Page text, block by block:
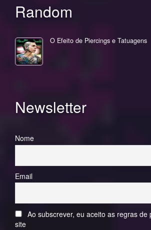
Random
O Efeito de Piercings e Tatuagens
Newsletter
Nome
Email
Ao subscrever, eu aceito as regras de
site